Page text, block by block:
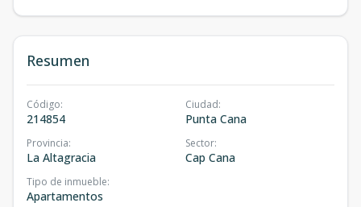
Resumen
Código:
214854
Ciudad:
Punta Cana
Provincia:
La Altagracia
Sector:
Cap Cana
Tipo de inmueble:
Apartamentos